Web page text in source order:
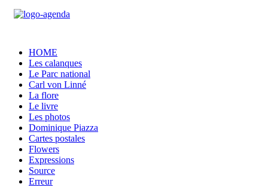
HOME
Les calanques
Le Parc national
Carl von Linné
La flore
Le livre
Les photos
Dominique Piazza
Cartes postales
Flowers
Expressions
Source
Erreur